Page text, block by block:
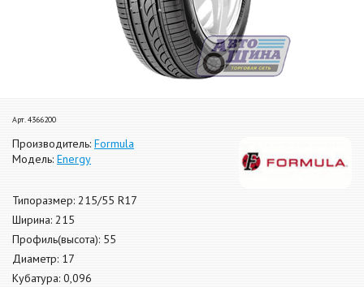
Арт. 4366200
Производитель: Formula
Модель: Energy
Типоразмер: 215/55 R17
Ширина: 215
Профиль(высота): 55
Диаметр: 17
Кубатура: 0,096